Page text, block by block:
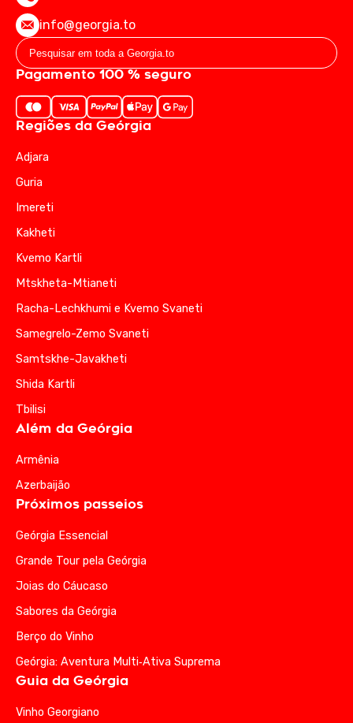
info@georgia.to
Pagamento 100 % seguro
Regiões da Geórgia
Adjara
Guria
Imereti
Kakheti
Kvemo Kartli
Mtskheta-Mtianeti
Racha-Lechkhumi e Kvemo Svaneti
Samegrelo-Zemo Svaneti
Samtskhe-Javakheti
Shida Kartli
Tbilisi
Além da Geórgia
Armênia
Azerbaijão
Próximos passeios
Geórgia Essencial
Grande Tour pela Geórgia
Joias do Cáucaso
Sabores da Geórgia
Berço do Vinho
Geórgia: Aventura Multi‑Ativa Suprema
Guia da Geórgia
Vinho Georgiano